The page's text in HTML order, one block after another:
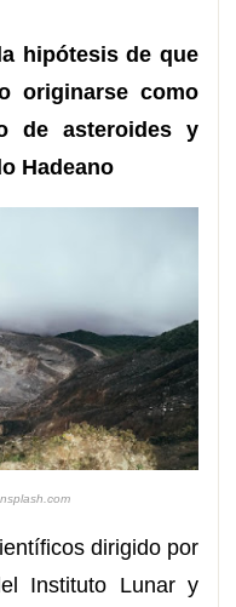
hipótesis de que
originarse como
de asteroides y
Hadeano
dirigido por
Instituto Lunar y